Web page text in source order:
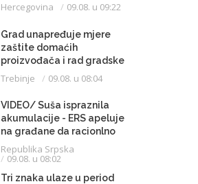
Hercegovina 09.08. u 09:22
Grad unapređuje mjere
zaštite domaćih
proizvođača i rad gradske
pijace
Trebinje 09.08. u 08:04
VIDEO/ Suša ispraznila
akumulacije - ERS apeluje
na građane da racionlno
troše struju
Republika Srpska
09.08. u 08:02
Tri znaka ulaze u period